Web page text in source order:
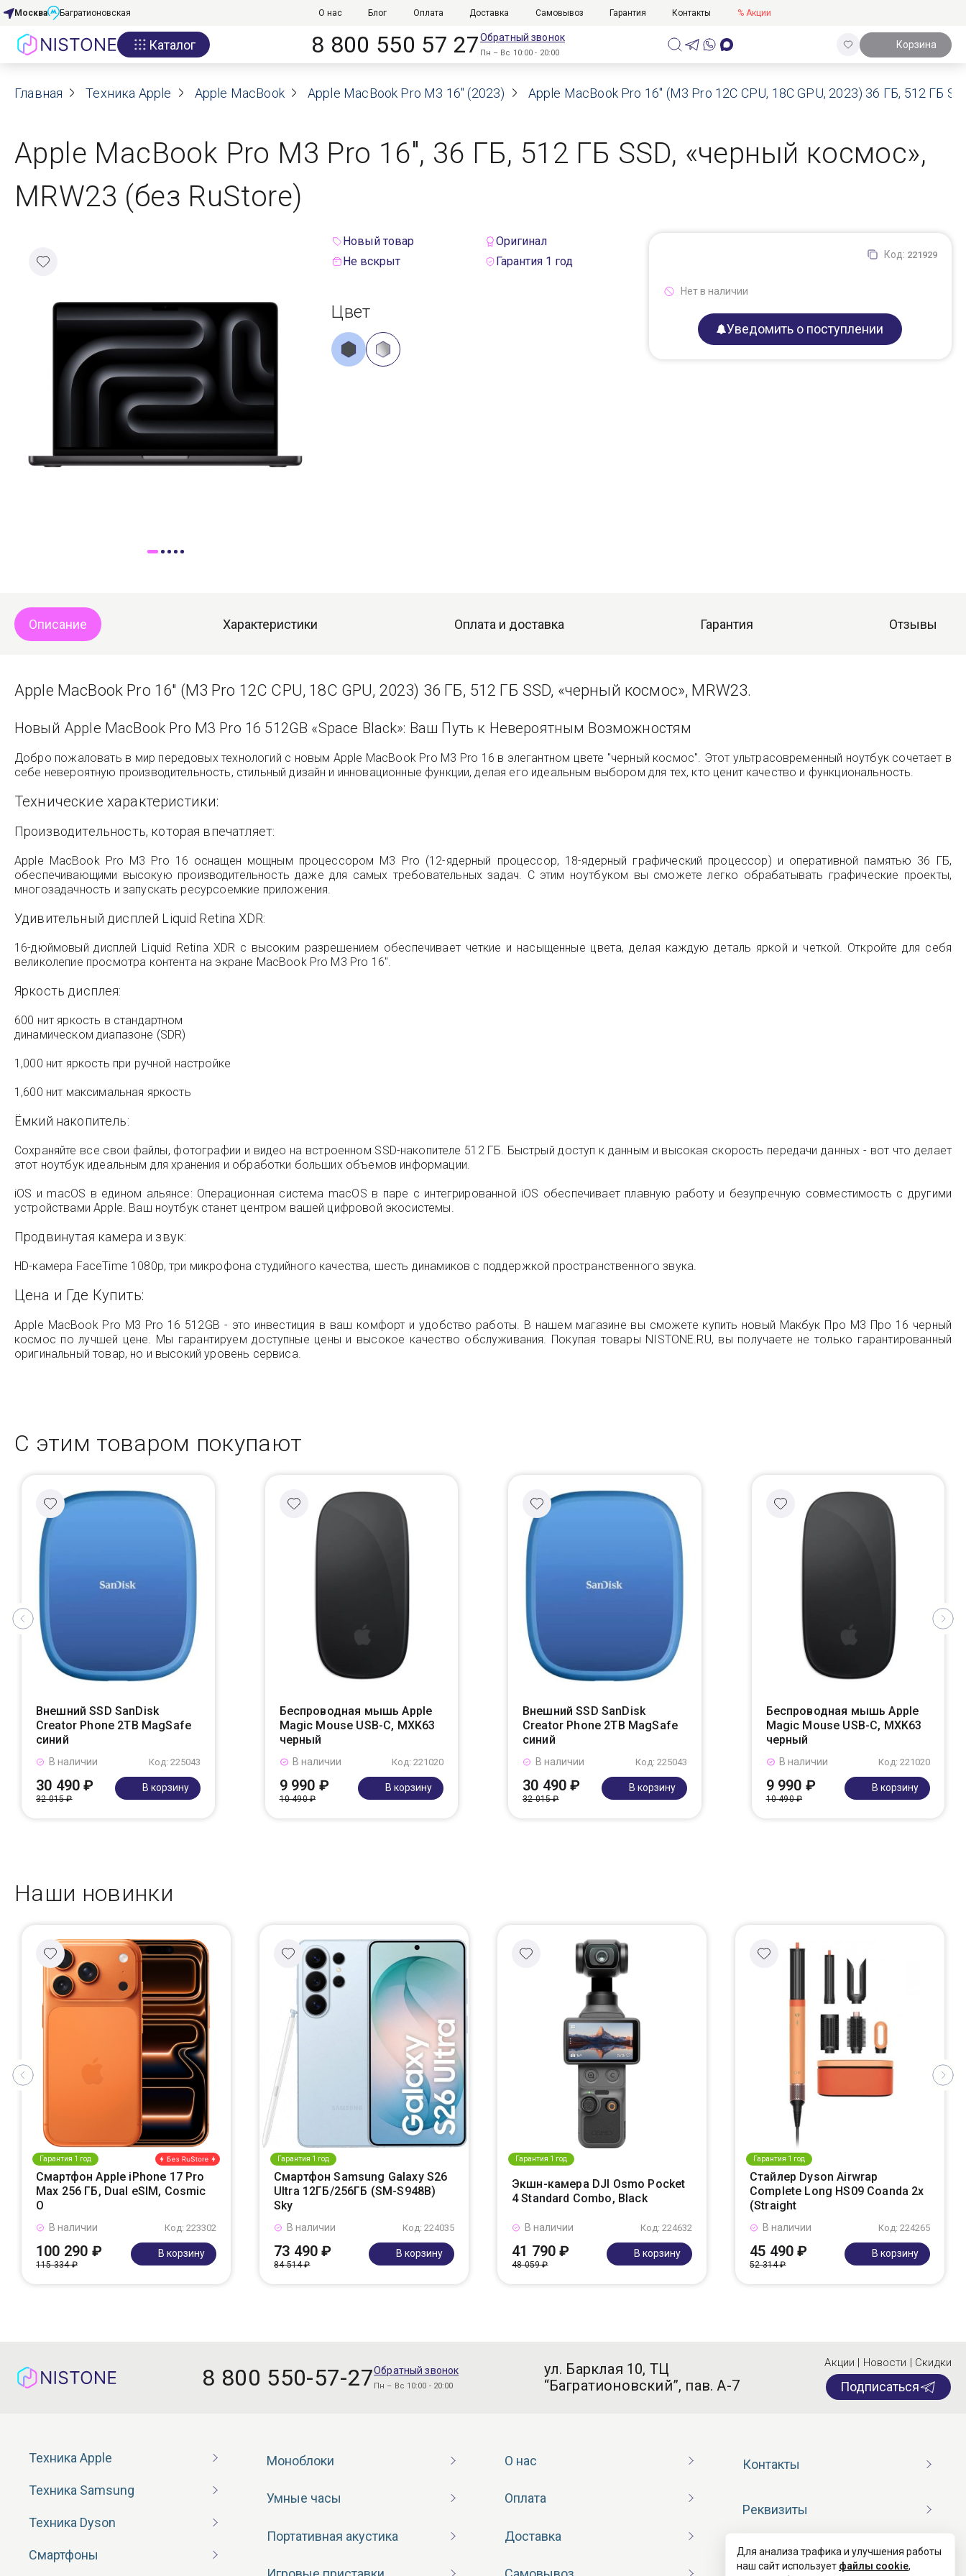
Акции
О нас
Реквизиты
Оплата
Доставка
Самовывоз
Москва Багратионовская О нас Блог Оплата Доставка Самовывоз Гарантия Контакты % Акции
Каталог 8 800 550 57 27Обратный звонок
Пн – Вс 10:00 - 20:00
Корзина
Главная Техника Apple Apple MacBook Apple MacBook Pro M3 16" (2023) Apple MacBook Pro 16" (M3 Pro 12C CPU, 18C GPU, 2023) 36 ГБ, 512 ГБ
Apple MacBook Pro M3 Pro 16", 36 ГБ, 512 ГБ SSD, «черный космос»,
MRW23 (без RuStore)
Новый товар
Оригинал
Не вскрыт
Гарантия 1 год
Цвет
Код: 221929
Нет в наличии
Уведомить о поступлении
Описание Характеристики Оплата и доставка Гарантия Отзывы
Apple MacBook Pro 16" (M3 Pro 12C CPU, 18C GPU, 2023) 36 ГБ, 512 ГБ SSD, «черный космос», MRW23.
Новый Apple MacBook Pro M3 Pro 16 512GB «Space Black»: Ваш Путь к Невероятным Возможностям
Добро пожаловать в мир передовых технологий с новым Apple MacBook Pro M3 Pro 16 в элегантном цвете "черный космос". Этот ультрасовременный ноутбук сочетает в
себе невероятную производительность, стильный дизайн и инновационные функции, делая его идеальным выбором для тех, кто ценит качество и функциональность.
Технические характеристики:
Производительность, которая впечатляет:
Apple MacBook Pro M3 Pro 16 оснащен мощным процессором M3 Pro (12-ядерный процессор, 18-ядерный графический процессор) и оперативной памятью 36 ГБ,
обеспечивающими высокую производительность даже для самых требовательных задач. С этим ноутбуком вы сможете легко обрабатывать графические проекты,
многозадачность и запускать ресурсоемкие приложения.
Удивительный дисплей Liquid Retina XDR:
16-дюймовый дисплей Liquid Retina XDR с высоким разрешением обеспечивает четкие и насыщенные цвета, делая каждую деталь яркой и четкой. Откройте для себя
великолепие просмотра контента на экране MacBook Pro M3 Pro 16".
Яркость дисплея:
600 нит яркость в стандартном
динамическом диапазоне (SDR)
1,000 нит яркость при ручной настройке
1,600 нит максимальная яркость
Ёмкий накопитель:
Сохраняйте все свои файлы, фотографии и видео на встроенном SSD-накопителе 512 ГБ. Быстрый доступ к данным и высокая скорость передачи данных - вот что делает
этот ноутбук идеальным для хранения и обработки больших объемов информации.
iOS и macOS в едином альянсе: Операционная система macOS в паре с интегрированной iOS обеспечивает плавную работу и безупречную совместимость с другими
устройствами Apple. Ваш ноутбук станет центром вашей цифровой экосистемы.
Продвинутая камера и звук:
HD-камера FaceTime 1080p, три микрофона студийного качества, шесть динамиков с поддержкой пространственного звука.
Цена и Где Купить:
Apple MacBook Pro M3 Pro 16 512GB - это инвестиция в ваш комфорт и удобство работы. В нашем магазине вы сможете купить новый Макбук Про M3 Про 16 черный
космос по лучшей цене. Мы гарантируем доступные цены и высокое качество обслуживания. Покупая товары NISTONE.RU, вы получаете не только гарантированный
оригинальный товар, но и высокий уровень сервиса.
С этим товаром покупают
Внешний SSD SanDisk
Creator Phone 2TB MagSafe
синий
Код: 225043
В наличии
30 490 ₽
32 015 ₽
В корзину
Беспроводная мышь Apple
Magic Mouse USB-C, MXK63
черный
Код: 221020
В наличии
9 990 ₽
10 490 ₽
В корзину
Внешний SSD SanDisk
Creator Phone 2TB MagSafe
синий
Код: 225043
В наличии
30 490 ₽
32 015 ₽
В корзину
Беспроводная мышь Apple
Magic Mouse USB-C, MXK63
черный
Код: 221020
В наличии
9 990 ₽
10 490 ₽
В корзину
Наши новинки
Гарантия 1 год
Смартфон Apple iPhone 17 Pro
Max 256 ГБ, Dual eSIM, Cosmic
O
Код: 223302
В наличии
100 290 ₽
115 334 ₽
В корзину
Гарантия 1 год
Смартфон Samsung Galaxy S26
Ultra 12ГБ/256ГБ (SM-S948B)
Sky
Код: 224035
В наличии
73 490 ₽
84 514 ₽
В корзину
Гарантия 1 год
Экшн-камера DJI Osmo Pocket
4 Standard Combo, Black
Код: 224632
В наличии
41 790 ₽
48 059 ₽
В корзину
Гарантия 1 год
Стайлер Dyson Airwrap
Complete Long HS09 Coanda 2x
(Straight
Код: 224265
В наличии
45 490 ₽
52 314 ₽
В корзину
8 800 550-57-27Обратный звонок
Пн – Вс 10:00 - 20:00
ул. Барклая 10, ТЦ
“Багратионовский”, пав. А-7
Акции | Новости | Скидки
Подписаться
Техника Apple
Техника Samsung
Техника Dyson
Смартфоны
Моноблоки
Умные часы
Портативная акустика
О нас
Оплата
Доставка
Контакты
Реквизиты
Договор оферты
Для анализа трафика и улучшения работы
наш сайт использует файлы cookie,